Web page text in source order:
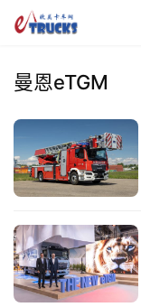
首
页
独
家
曼恩eTGM